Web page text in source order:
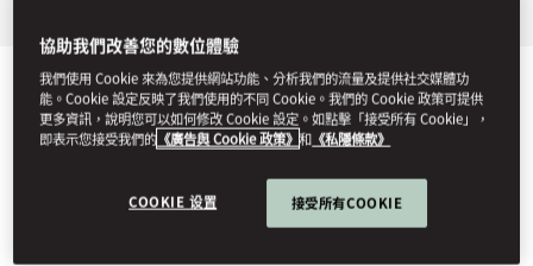
DISCOVER HONG
KONG
協助我們改善您的數位體驗
我們使用 Cookie 來為您提供網站功能、分析我們的流量及提供社交媒體功
能。Cookie 設定反映了我們使用的不同 Cookie。我們的 Cookie 政策可提供
更多資訊，說明您可以如何修改 Cookie 設定。如點擊「接受所有 Cookie」，
即表示您接受我們的 《廣告與 Cookie 政策》 和 《私隱條款》
COOKIE 设置 接受所有COOKIE